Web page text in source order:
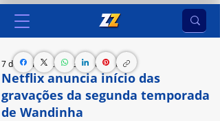
Netflix anuncia início das
gravações da segunda temporada
de Wandinha
7 de mai. de 2024 2 min de leitura